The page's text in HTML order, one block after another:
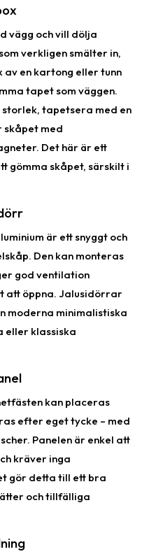
vägg och vill dölja
verkligen smälter in,
av en kartong eller tunn
tapet som väggen.
tapetsera med en
skåpet med
Det här är ett
gömma skåpet, särskilt i
är ett snyggt och
Den kan monteras
god ventilation
att öppna. Jalusidörrar
moderna minimalistiska
klassiska
kan placeras
efter eget tycke – med
Panelen är enkel att
kräver inga
gör detta till ett bra
och tillfälliga